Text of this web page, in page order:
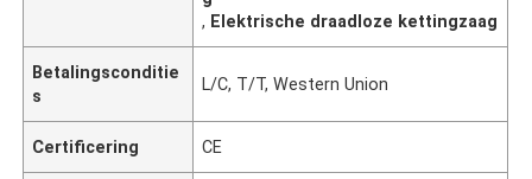
, Elektrische draadloze kettingzaag
Betalingsconditie
s
L/C, T/T, Western Union
Certificering CE